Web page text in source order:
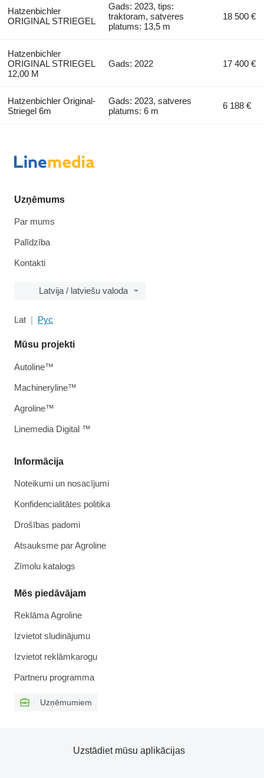
Hatzenbichler
ORIGINAL STRIEGEL
Gads: 2023, tips:
traktoram, satveres
platums: 13,5 m
18 500 €
Hatzenbichler
ORIGINAL STRIEGEL
12,00 M
Gads: 2022 17 400 €
Hatzenbichler Original-
Striegel 6m
Gads: 2023, satveres
platums: 6 m
6 188 €
Uzņēmums
Par mums
Palīdzība
Kontakti
Latvija / latviešu valoda
Lat Рус
Informācija
Noteikumi un nosacījumi
Konfidencialitātes politika
Drošības padomi
Atsauksme par Agroline
Zīmolu katalogs
Mēs piedāvājam
Reklāma Agroline
Izvietot sludinājumu
Izvietot reklāmkarogu
Partneru programma
Uzņēmumiem
Mūsu projekti
Autoline™
Machineryline™
Agroline™
Linemedia Digital ™
Uzstādiet mūsu aplikācijas